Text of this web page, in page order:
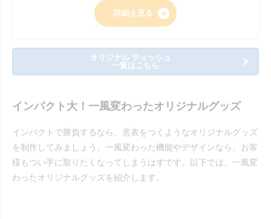
詳細を見る
オリジナル ティッシュ
一覧はこちら
インパクト大！一風変わったオリジナルグッズ
インパクトで勝負するなら、意表をつくようなオリジナルグッズ
を制作してみましょう。一風変わった機能やデザインなら、お客
様もつい手に取りたくなってしまうはずです。以下では、一風変
わったオリジナルグッズを紹介します。